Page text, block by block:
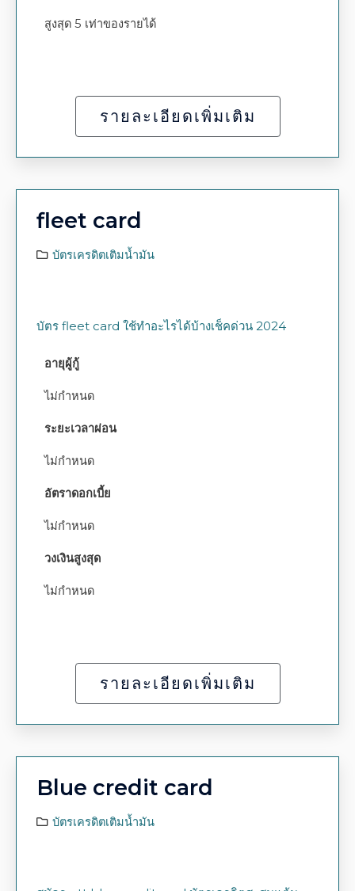
สูงสุด 5 เท่าของรายได้
รายละเอียดเพิ่มเติม
fleet card
บัตรเครดิตเติมน้ำมัน
บัตร fleet card ใช้ทำอะไรได้บ้างเช็คด่วน 2024
อายุผู้กู้
ไม่กำหนด
ระยะเวลาผ่อน
ไม่กำหนด
อัตราดอกเบี้ย
ไม่กำหนด
วงเงินสูงสุด
ไม่กำหนด
รายละเอียดเพิ่มเติม
Blue credit card
บัตรเครดิตเติมน้ำมัน